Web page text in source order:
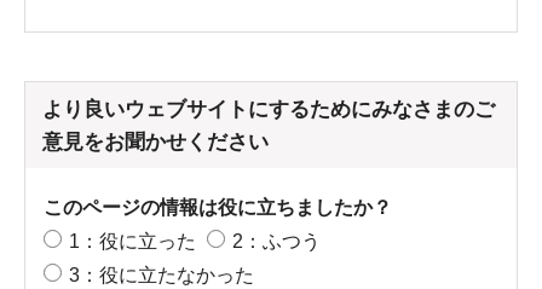
より良いウェブサイトにするためにみなさまのご
意見をお聞かせください
このページの情報は役に立ちましたか？
1：役に立った
2：ふつう
3：役に立たなかった